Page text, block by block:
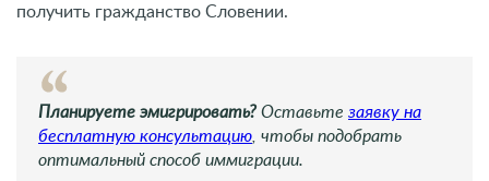
получить гражданство Словении.
Планируете эмигрировать? Оставьте заявку на
бесплатную консультацию, чтобы подобрать
оптимальный способ иммиграции.